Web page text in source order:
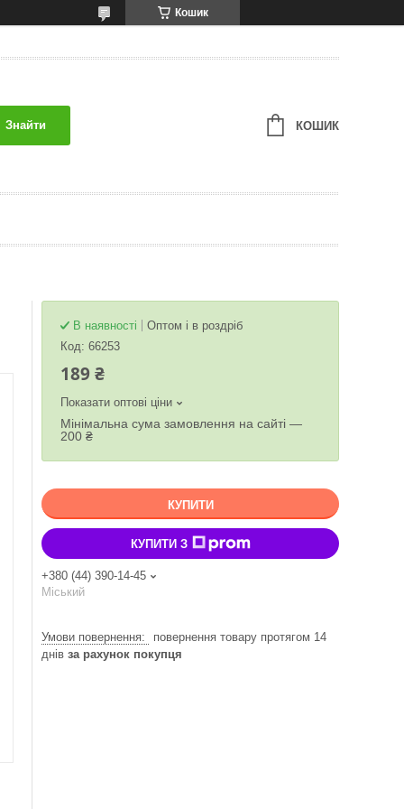
Кошик
Знайти КОШИК
В наявності
Оптом і в роздріб
Код: 66253
189 ₴
Показати оптові ціни
Мінімальна сума замовлення на сайті —
200 ₴
КУПИТИ
КУПИТИ З
+380 (44) 390-14-45
Міський
повернення товару протягом 14
днів за рахунок покупця